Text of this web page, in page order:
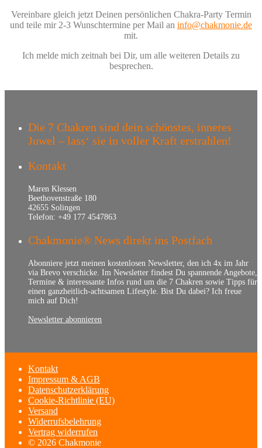
Vereinbare gleich jetzt Deinen persönlichen Chakra-Party Termin
und teile mir 2-3 Wunschtermine per Mail an info@chakmonie.de
mit.
Ich melde mich zeitnah bei Dir, um alle weiteren Details zu
besprechen.
Die 7 Chakren sind dein schönstes, inneres
Juwel – lass‘ sie in voller Kraft erstrahlen!
Kontakt
Maren Klessen
Beethovenstraße 180
42655 Solingen
Telefon: +49 177 4547863
Chakmonie® News direkt ins Postfach
Abonniere jetzt meinen kostenlosen Newsletter, den ich 4x im Jahr
via Brevo verschicke. Im Newsletter findest Du spannende Angebote,
Termine & interessante Infos rund um die 7 Chakren sowie Tipps für
einen ganzheitlich-achtsamen Lifestyle. Bist Du dabei? Ich freue
mich auf Dich!
Newsletter abonnieren
Kontakt
Impressum & AGB
Datenschutzerklärung
Cookie-Richtlinie (EU)
Versand
Widerrufsbelehrung
Vertrag widerrufen
© 2026 Chakmonie